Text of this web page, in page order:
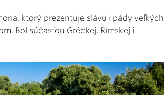
ktorý prezentuje slávu i pády veľkých
Bol súčasťou Gréckej, Rímskej i